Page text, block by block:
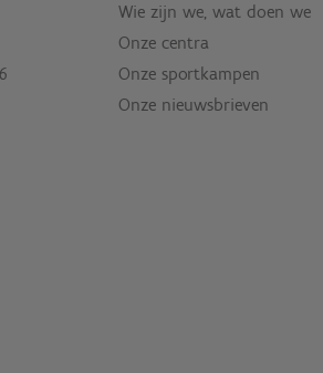
Wie zijn we, wat doen we
Onze centra
Onze sportkampen
Onze nieuwsbrieven